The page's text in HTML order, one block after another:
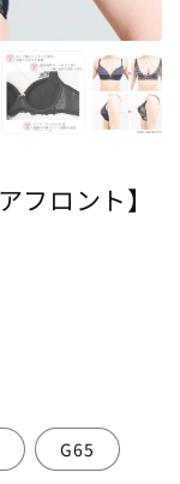
フロント】
G65